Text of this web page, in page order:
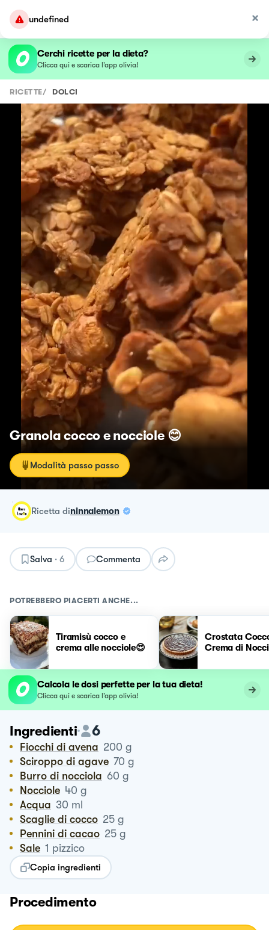
undefined
Cerchi ricette per la dieta?
Clicca qui e scarica l’app olivia!
RICETTE/ DOLCI
Granola cocco e nocciole 😊
Modalità passo passo
ricetta dininnalemon
Salva · 6 Commenta
POTREBBERO PIACERTI ANCHE...
Tiramisù cocco e
crema alle nocciole😍
Crostata
Crema di
Calcola le dosi perfette per la tua dieta!
Clicca qui e scarica l’app olivia!
Ingredienti 6
Fiocchi di avena 200 g
Sciroppo di agave 70 g
Burro di nocciola 60 g
Nocciole 40 g
Acqua 30 ml
Scaglie di cocco 25 g
Pennini di cacao 25 g
Sale 1 pizzico
Copia ingredienti
Procedimento